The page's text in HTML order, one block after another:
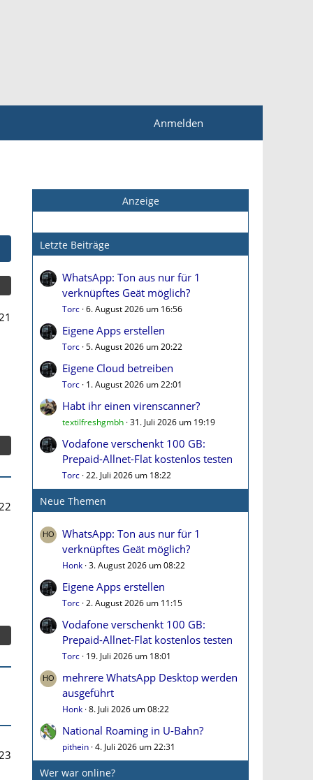
Anmelden
Anzeige
Letzte Beiträge
WhatsApp: Ton aus nur für 1
verknüpftes Geät möglich?
Torc 6. August 2026 um 16:56
Eigene Apps erstellen
Torc 5. August 2026 um 20:22
Eigene Cloud betreiben
Torc 1. August 2026 um 22:01
Habt ihr einen virenscanner?
textilfreshgmbh 31. Juli 2026 um 19:19
Vodafone verschenkt 100 GB:
Prepaid-Allnet-Flat kostenlos testen
Torc 22. Juli 2026 um 18:22
Neue Themen
WhatsApp: Ton aus nur für 1
verknüpftes Geät möglich?
Honk 3. August 2026 um 08:22
Eigene Apps erstellen
Torc 2. August 2026 um 11:15
Vodafone verschenkt 100 GB:
Prepaid-Allnet-Flat kostenlos testen
Torc 19. Juli 2026 um 18:01
mehrere WhatsApp Desktop werden
ausgeführt
Honk 8. Juli 2026 um 08:22
National Roaming in U-Bahn?
pithein 4. Juli 2026 um 22:31
Wer war online?